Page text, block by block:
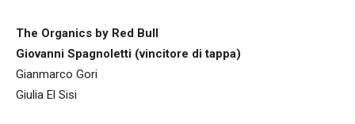
The Organics by Red Bull
Giovanni Spagnoletti (vincitore di tappa)
Gianmarco Gori
Giulia El Sisi